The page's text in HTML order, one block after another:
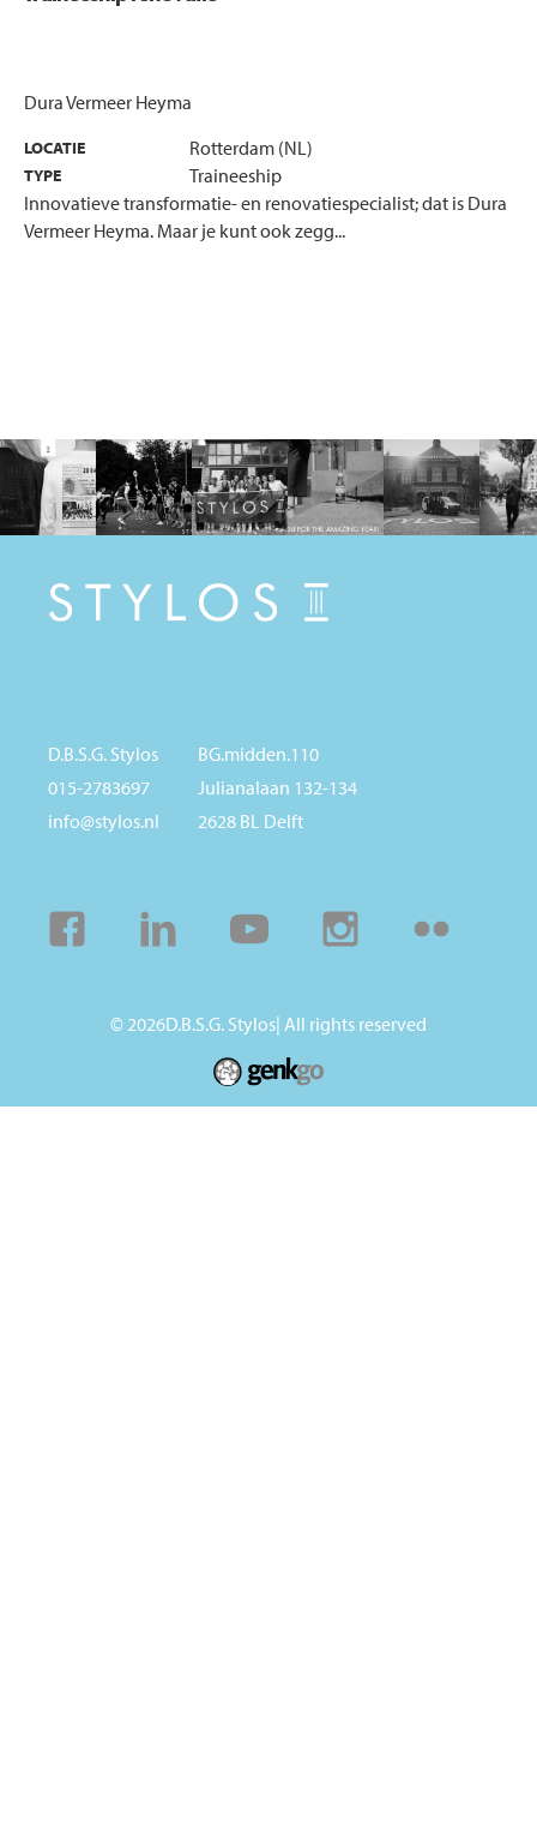
Dura Vermeer Heyma
LOCATIE Rotterdam (NL)
TYPE
Traineeship
Innovatieve transformatie- en renovatiespecialist; dat is Dura
Vermeer Heyma. Maar je kunt ook zegg...
D.B.S.G. Stylos
015-2783697
info@stylos.nl
BG.midden.110
Julianalaan 132-134
2628 BL Delft
Facebook Linkedin Youtube Instagram
© 2026D.B.S.G. Stylos| All rights reserved